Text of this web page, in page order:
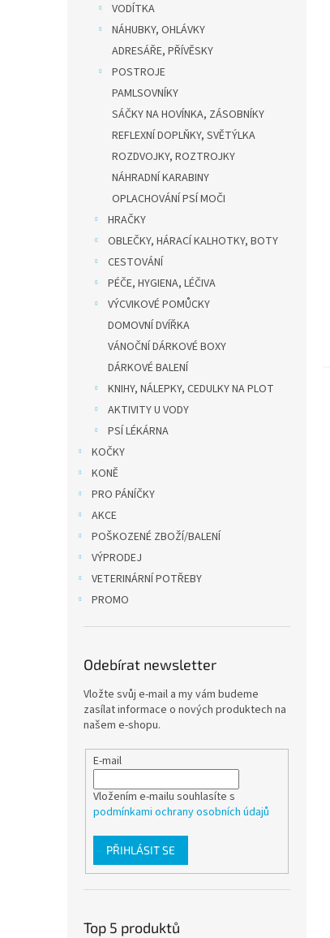
VODÍTKA
NÁHUBKY, OHLÁVKY
ADRESÁŘE, PŘÍVĚSKY
POSTROJE
PAMLSOVNÍKY
SÁČKY NA HOVÍNKA, ZÁSOBNÍKY
REFLEXNÍ DOPLŇKY, SVĚTÝLKA
ROZDVOJKY, ROZTROJKY
NÁHRADNÍ KARABINY
OPLACHOVÁNÍ PSÍ MOČI
HRAČKY
OBLEČKY, HÁRACÍ KALHOTKY, BOTY
CESTOVÁNÍ
PÉČE, HYGIENA, LÉČIVA
VÝCVIKOVÉ POMŮCKY
DOMOVNÍ DVÍŘKA
VÁNOČNÍ DÁRKOVÉ BOXY
DÁRKOVÉ BALENÍ
KNIHY, NÁLEPKY, CEDULKY NA PLOT
AKTIVITY U VODY
PSÍ LÉKÁRNA
KOČKY
KONĚ
PRO PÁNÍČKY
AKCE
POŠKOZENÉ ZBOŽÍ/BALENÍ
VÝPRODEJ
VETERINÁRNÍ POTŘEBY
PROMO
Odebírat newsletter
Vložte svůj e-mail a my vám budeme
zasílat informace o nových produktech na
našem e-shopu.
E-mail
Vložením e-mailu souhlasíte s
podmínkami ochrany osobních údajů
PŘIHLÁSIT SE
Top 5 produktů